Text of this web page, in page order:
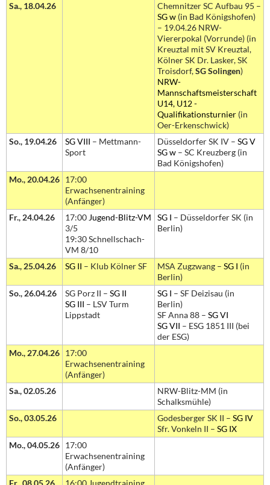
Sa., 18.04.26
Chemnitzer SC Aufbau 95 –
SG w (in Bad Königshofen)
– 19.04.26 NRW-
Viererpokal (Vorrunde) (in
Kreuztal mit SV Kreuztal,
Kölner SK Dr. Lasker, SK
Troisdorf,SG Solingen)
NRW-
Mannschaftsmeisterschaft
U14, U12 -
Qualifikationsturnier (in
Oer-Erkenschwick)
So., 19.04.26
SG VIII – Mettmann-
Sport
Düsseldorfer SK IV – SG V
SG w – SC Kreuzberg (in
Bad Königshofen)
Mo., 20.04.26 17:00
Erwachsenentraining
(Anfänger)
Fr., 24.04.26
17:00 Jugend-Blitz-VM
3/5
19:30 Schnellschach-
VM 8/10
SG I – Düsseldorfer SK (in
Berlin)
Sa., 25.04.26 SG II – Klub Kölner SF MSA Zugzwang – SG I (in
Berlin)
So., 26.04.26
SG Porz II – SG II
SG III – LSV Turm
Lippstadt
SG I – SF Deizisau (in
Berlin)
SF Anna 88 – SG VI
SG VII – ESG 1851 III (bei
der ESG)
Mo., 27.04.26 17:00
Erwachsenentraining
(Anfänger)
Sa., 02.05.26
NRW-Blitz-MM (in
Schalksmühle)
So., 03.05.26
Godesberger SK II – SG IV
Sfr. Vonkeln II – SG IX
Mo., 04.05.26 17:00
Erwachsenentraining
(Anfänger)